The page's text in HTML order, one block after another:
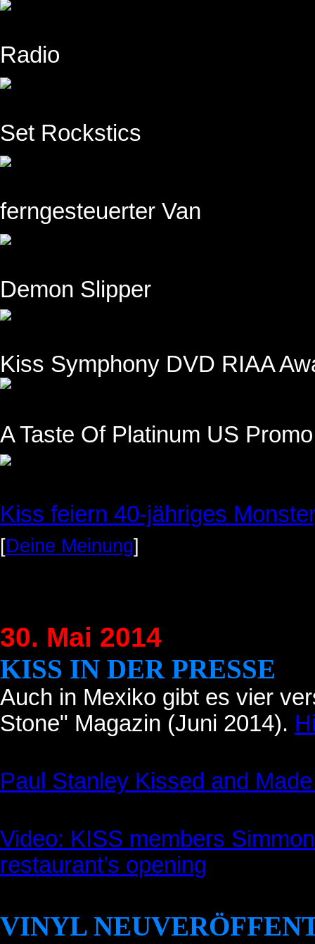
Radio
Set Rockstics
ferngesteuerter Van
Demon Slipper
Kiss Symphony DVD RIAA
A Taste Of Platinum US
Kiss feiern 40-jähriges
[Deine Meinung]
30. Mai 2014
KISS IN DER PRESSE
Auch in Mexiko gibt es vier
Stone" Magazin (Juni 2014).
Paul Stanley Kissed and
Video: KISS members
restaurant’s opening
VINYL